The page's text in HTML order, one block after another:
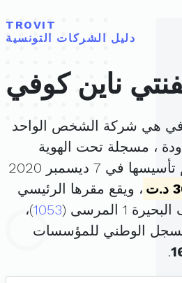
TROVIT
دليل الشركات التونسية
ناين كوفي
هي شركة الشخص الواحد
، مسجلة تحت الهوية
. تم تأسيسها في 7 ديسمبر 2020
، ويقع مقرها الرئيسي
1 المرسى (
1053)،
الوطني للمؤسسات
.